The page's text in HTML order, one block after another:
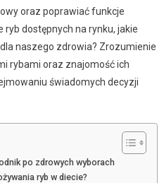
oraz poprawiać funkcje
dostępnych na rynku, jakie
naszego zdrowia? Zrozumienie
rybami oraz znajomość ich
świadomych decyzji
po zdrowych wyborach
ryb w diecie?